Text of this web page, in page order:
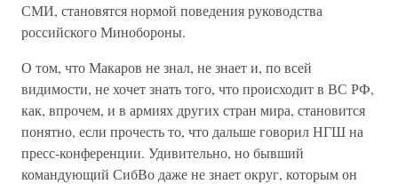
СМИ, становятся нормой поведения руководства
российского Минобороны.
О том, что Макаров не знал, не знает и, по всей
видимости, не хочет знать того, что происходит в ВС РФ,
как, впрочем, и в армиях других стран мира, становится
понятно, если прочесть то, что дальше говорил НГШ на
пресс-конференции. Удивительно, но бывший
командующий СибВо даже не знает округ, которым он